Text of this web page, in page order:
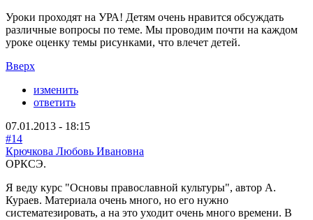
Уроки проходят на УРА! Детям очень нравится обсуждать
различные вопросы по теме. Мы проводим почти на каждом
уроке оценку темы рисунками, что влечет детей.
Вверх
изменить
ответить
07.01.2013 - 18:15
#14
Крючкова Любовь Ивановна
ОРКСЭ.
Я веду курс "Основы православной культуры", автор А.
Кураев. Материала очень много, но его нужно
систематезировать, а на это уходит очень много времени. В